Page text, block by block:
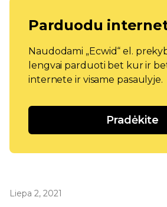
Parduodu
Naudodami „Ecwid“ el.
lengvai parduoti bet kur ir
internete ir visame pasaulyje.
Pradėkite
Liepa 2, 2021